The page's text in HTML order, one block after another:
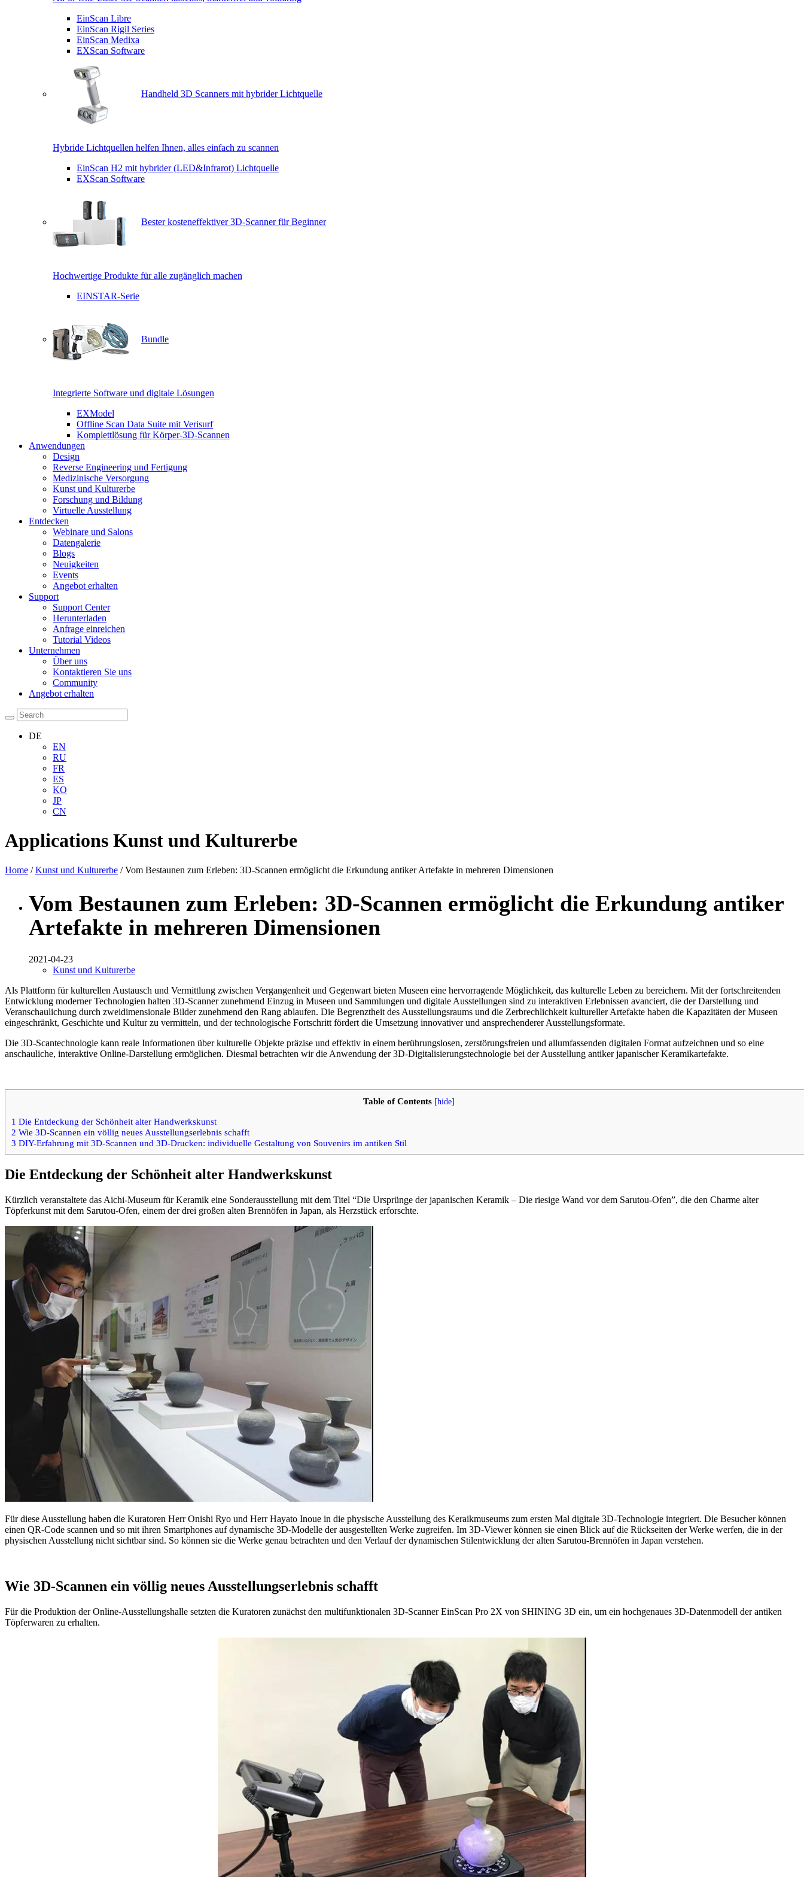
EinScan Libre
EinScan Rigil Series
EinScan Medixa
EXScan Software
Handheld 3D Scanners mit hybrider Lichtquelle
Hybride Lichtquellen helfen Ihnen, alles einfach zu scannen
EinScan H2 mit hybrider (LED&Infrarot) Lichtquelle
EXScan Software
Bester kosteneffektiver 3D-Scanner für Beginner
Hochwertige Produkte für alle zugänglich machen
EINSTAR-Serie
Bundle
Integrierte Software und digitale Lösungen
EXModel
Offline Scan Data Suite mit Verisurf
Komplettlösung für Körper-3D-Scannen
Anwendungen
Design
Reverse Engineering und Fertigung
Medizinische Versorgung
Kunst und Kulturerbe
Forschung und Bildung
Virtuelle Ausstellung
Entdecken
Webinare und Salons
Datengalerie
Blogs
Neuigkeiten
Events
Angebot erhalten
Support
Support Center
Herunterladen
Anfrage einreichen
Tutorial Videos
Unternehmen
Über uns
Kontaktieren Sie uns
Community
Angebot erhalten
DE
EN
RU
FR
ES
KO
JP
CN
Applications Kunst und Kulturerbe
Home /Kunst und Kulturerbe / Vom Bestaunen zum Erleben: 3D-Scannen ermöglicht die Erkundung antiker Artefakte in mehreren Dimensionen
Vom Bestaunen zum Erleben: 3D-Scannen ermöglicht die Erkundung antiker
Artefakte in mehreren Dimensionen
2021-04-23
Kunst und Kulturerbe
Als Plattform für kulturellen Austausch und Vermittlung zwischen Vergangenheit und Gegenwart bieten Museen eine hervorragende Möglichkeit, das kulturelle Leben zu bereichern. Mit der fortschreitenden
Entwicklung moderner Technologien halten 3D-Scanner zunehmend Einzug in Museen und Sammlungen und digitale Ausstellungen sind zu interaktiven Erlebnissen avanciert, die der Darstellung und
Veranschaulichung durch zweidimensionale Bilder zunehmend den Rang ablaufen. Die Begrenztheit des Ausstellungsraums und die Zerbrechlichkeit kultureller Artefakte haben die Kapazitäten der Museen
eingeschränkt, Geschichte und Kultur zu vermitteln, und der technologische Fortschritt fördert die Umsetzung innovativer und ansprechenderer Ausstellungsformate.
Die 3D-Scantechnologie kann reale Informationen über kulturelle Objekte präzise und effektiv in einem berührungslosen, zerstörungsfreien und allumfassenden digitalen Format aufzeichnen und so eine
anschauliche, interaktive Online-Darstellung ermöglichen. Diesmal betrachten wir die Anwendung der 3D-Digitalisierungstechnologie bei der Ausstellung antiker japanischer Keramikartefakte.
Table of Contents [hide]
1 Die Entdeckung der Schönheit alter Handwerkskunst
2 Wie 3D-Scannen ein völlig neues Ausstellungserlebnis schafft
3 DIY-Erfahrung mit 3D-Scannen und 3D-Drucken: individuelle Gestaltung von Souvenirs im antiken Stil
Die Entdeckung der Schönheit alter Handwerkskunst
Kürzlich veranstaltete das Aichi-Museum für Keramik eine Sonderausstellung mit dem Titel “Die Ursprünge der japanischen Keramik – Die riesige Wand vor dem Sarutou-Ofen”, die den Charme alter
Töpferkunst mit dem Sarutou-Ofen, einem der drei großen alten Brennöfen in Japan, als Herzstück erforschte.
Für diese Ausstellung haben die Kuratoren Herr Onishi Ryo und Herr Hayato Inoue in die physische Ausstellung des Keraikmuseums zum ersten Mal digitale 3D-Technologie integriert. Die Besucher können
einen QR-Code scannen und so mit ihren Smartphones auf dynamische 3D-Modelle der ausgestellten Werke zugreifen. Im 3D-Viewer können sie einen Blick auf die Rückseiten der Werke werfen, die in der
physischen Ausstellung nicht sichtbar sind. So können sie die Werke genau betrachten und den Verlauf der dynamischen Stilentwicklung der alten Sarutou-Brennöfen in Japan verstehen.
Wie 3D-Scannen ein völlig neues Ausstellungserlebnis schafft
Für die Produktion der Online-Ausstellungshalle setzten die Kuratoren zunächst den multifunktionalen 3D-Scanner EinScan Pro 2X von SHINING 3D ein, um ein hochgenaues 3D-Datenmodell der antiken
Töpferwaren zu erhalten.